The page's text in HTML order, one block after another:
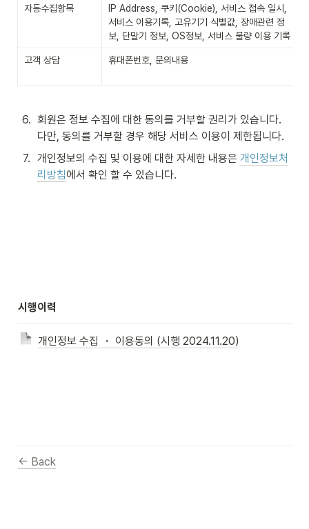
자동수집항목
IP Address, 쿠키(Cookie), 서비스 접속 일시,
서비스 이용기록, 고유기기 식별값, 장애관련 정
보, 단말기 정보, OS정보, 서비스 불량 이용 기록
고객 상담 휴대폰번호, 문의내용
6. 회원은 정보 수집에 대한 동의를 거부할 권리가 있습니다.
다만, 동의를 거부할 경우 해당 서비스 이용이 제한됩니다.
7. 개인정보의 수집 및 이용에 대한 자세한 내용은 개인정보처
리방침에서 확인 할 수 있습니다.
시행이력
개인정보 수집 ・ 이용동의 (시행 2024.11.20)
← Back